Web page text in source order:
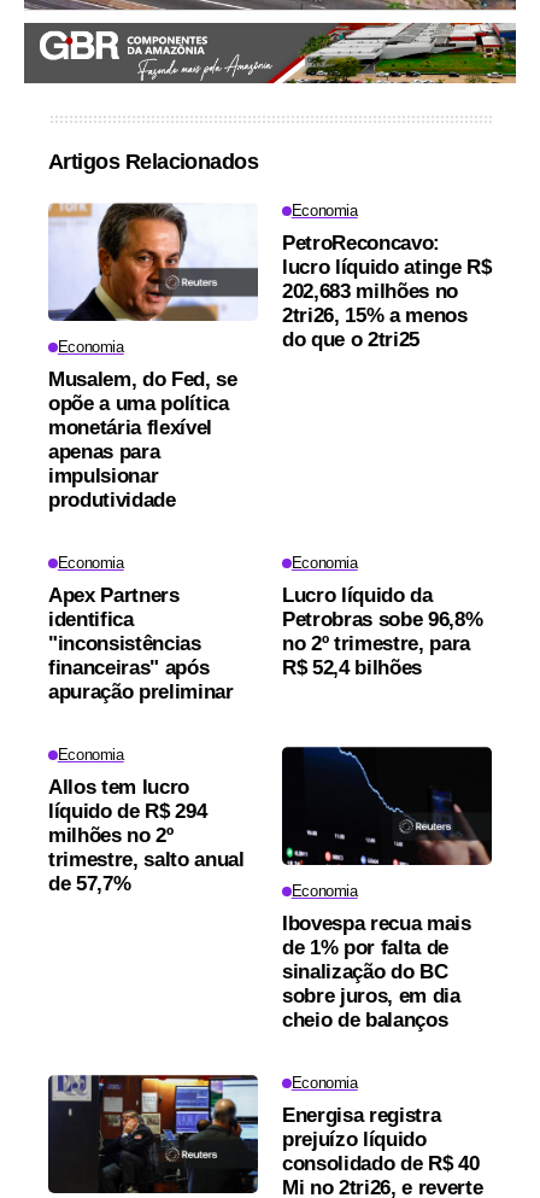
Artigos Relacionados
Economia
Musalem, do Fed, se
opõe a uma política
monetária flexível
apenas para
impulsionar
produtividade
Economia
PetroReconcavo:
lucro líquido atinge R$
202,683 milhões no
2tri26, 15% a menos
do que o 2tri25
Economia
Apex Partners
identifica
"inconsistências
financeiras" após
apuração preliminar
Economia
Lucro líquido da
Petrobras sobe 96,8%
no 2º trimestre, para
R$ 52,4 bilhões
Economia
Allos tem lucro
líquido de R$ 294
milhões no 2º
trimestre, salto anual
de 57,7%
Economia
Ibovespa recua mais
de 1% por falta de
sinalização do BC
sobre juros, em dia
cheio de balanços
Economia
Energisa registra
prejuízo líquido
consolidado de R$ 40
Mi no 2tri26, e reverte